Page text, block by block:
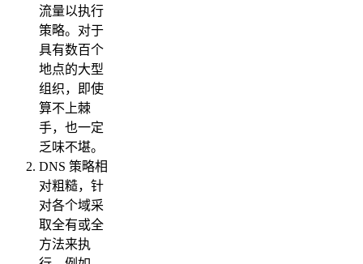
流量以执行
策略。对于
具有数百个
地点的大型
组织，即使
算不上棘
手，也一定
乏味不堪。
DNS 策略相
对粗糙，针
对各个域采
取全有或全
方法来执